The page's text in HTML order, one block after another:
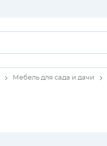
Мебель для сада и дачи